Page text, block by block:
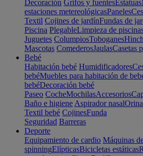
Decoración Grifos y fuentesEstatuas
estaciones metereológicasPaneles
Textil Cojines de jardínFundas de
Piscina PlegableLimpieza de
Juguetes ColumpiosToboganes
Mascotas ComederosJaulasCasetas
Bebé
Habitación bebé Humidificadores
bebéMuebles para habitación de
bebéDecoración bebé
Paseo CocheMochilasAccesorios
Baño e higiene Aspirador nasal
Textil bebé CojinesFunda
Seguridad Barreras
Deporte
Equipamiento de cardio Máquinas
spinningElípticasBicicletas estáticas